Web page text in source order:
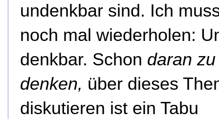
undenkbar sind. Ich
noch mal wiederholen:
denkbar. Schon daran zu
denken, über dieses
diskutieren ist ein Tabu